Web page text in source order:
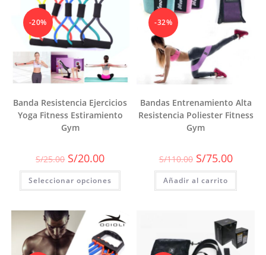
-20%
Banda Resistencia Ejercicios
Yoga Fitness Estiramiento
Gym
S/25.00 El
precio
original
era:
S/25.00.
S/20.00El
actual
es:
S/20.00.
Seleccionar opciones
Este
tiene
Las
opciones
pueden
elegir
-32%
Bandas Entrenamiento Alta
Resistencia Poliester Fitness
Gym
S/110.00 El
precio
original
era:
S/110.00.
S/75.00El
precio
actual
S/75.00.
Añadir al carrito